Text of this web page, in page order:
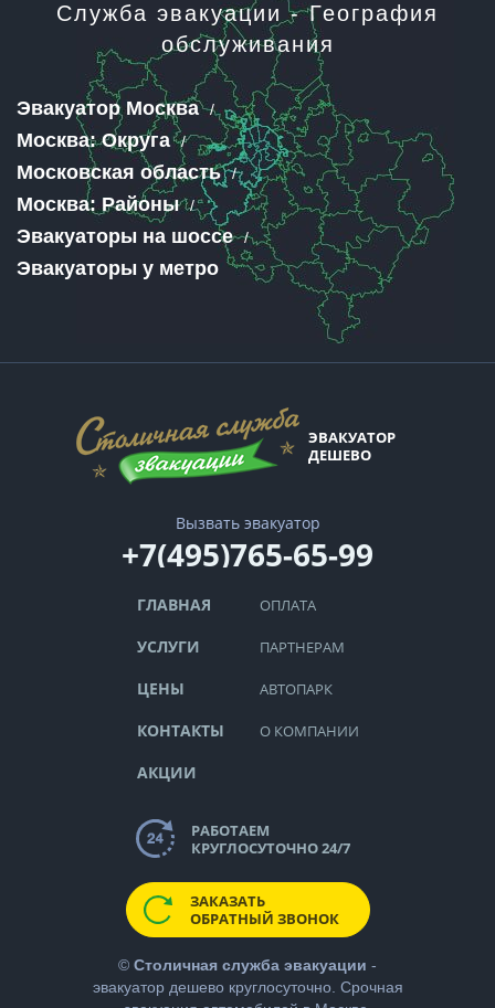
Служба эвакуации - География
обслуживания
Эвакуатор Москва
Москва: Округа
Московская область
Москва: Районы
Эвакуаторы на шоссе
Эвакуаторы у метро
ЭВАКУАТОР
ДЕШЕВО
Вызвать эвакуатор
+7(495)765-65-99
ГЛАВНАЯ
УСЛУГИ
ЦЕНЫ
КОНТАКТЫ
АКЦИИ
ОПЛАТА
ПАРТНЕРАМ
АВТОПАРК
О КОМПАНИИ
РАБОТАЕМ
КРУГЛОСУТОЧНО 24/7
ЗАКАЗАТЬ
ОБРАТНЫЙ ЗВОНОК
© Столичная служба эвакуации -
эвакуатор дешевокруглосуточно. Срочная